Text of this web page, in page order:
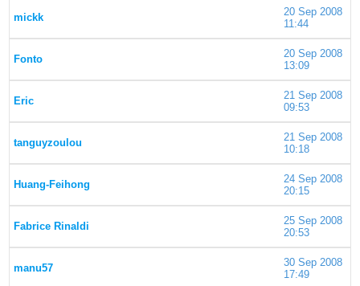
mickk
20 Sep 2008
11:44
Fonto
20 Sep 2008
13:09
Eric
21 Sep 2008
09:53
tanguyzoulou
21 Sep 2008
10:18
Huang-Feihong
24 Sep 2008
20:15
Fabrice Rinaldi
25 Sep 2008
20:53
manu57
30 Sep 2008
17:49